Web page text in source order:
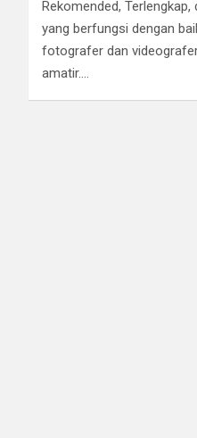
Rekomended,
yang berfungsi dengan
fotografer dan
amatir.…